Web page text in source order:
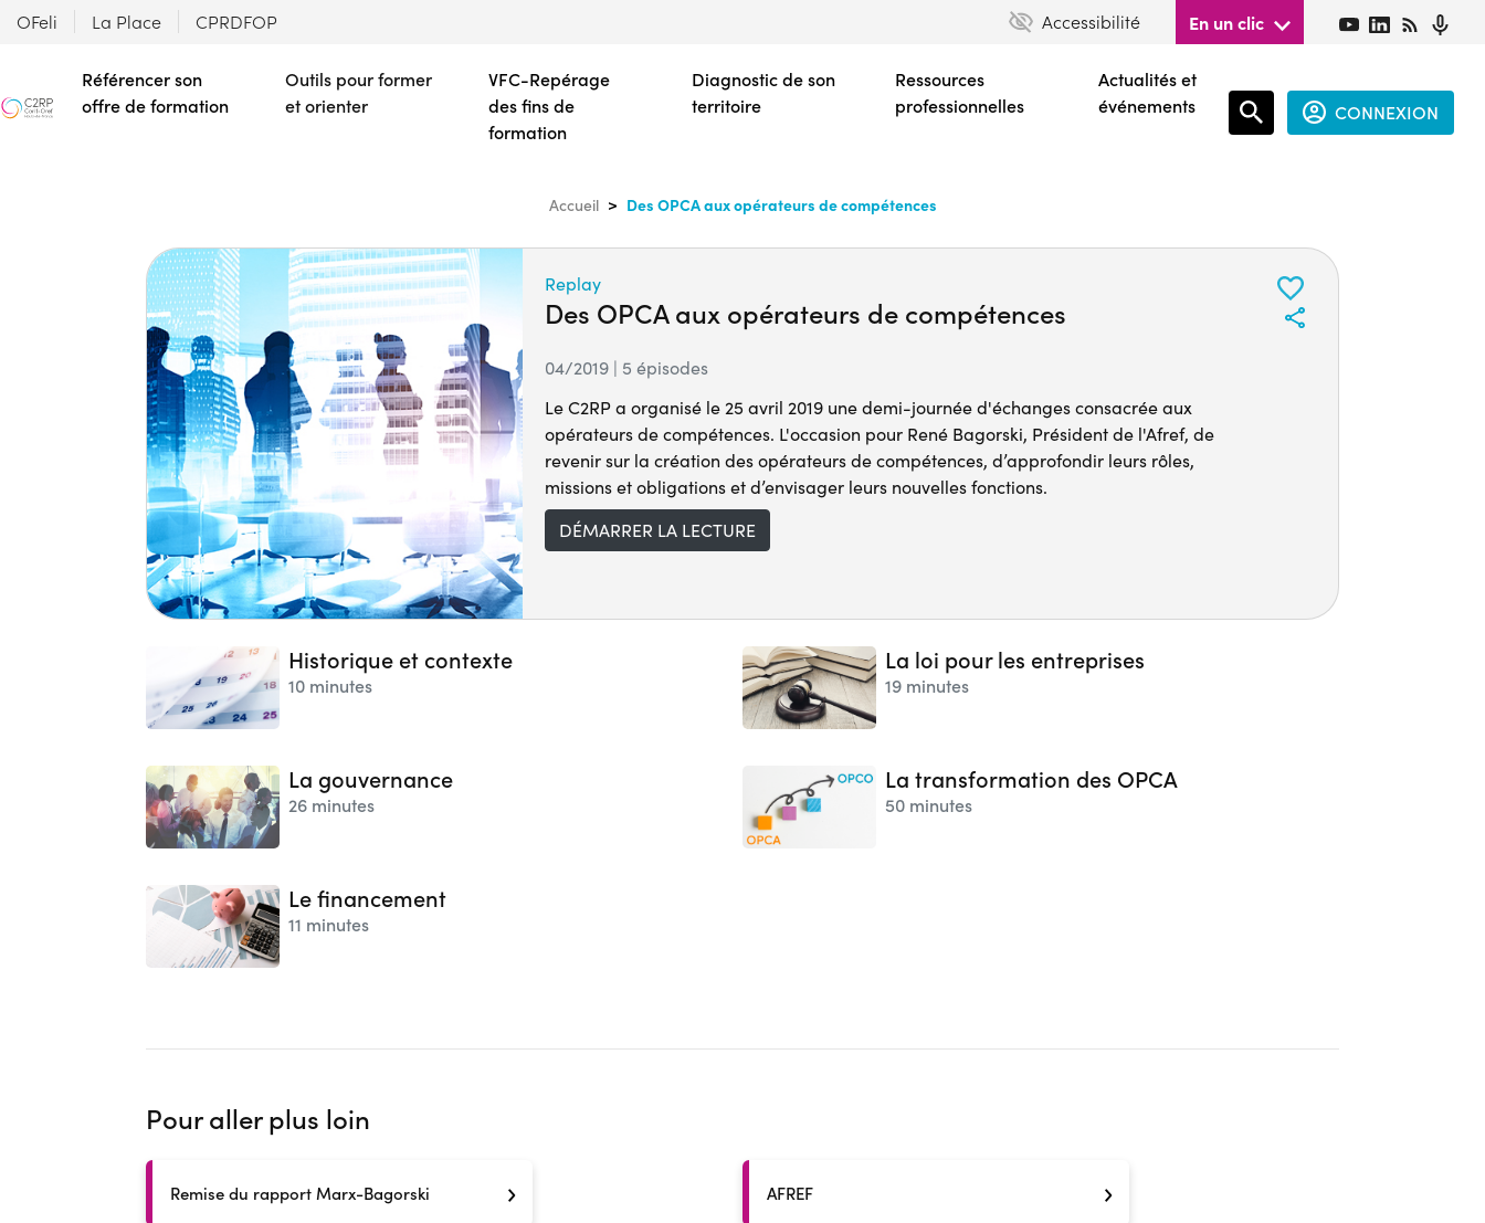
contenu
principal
OFeli La Place CPRDFOP Accessibilité En un clic
Référencer son
offre de formation
Outils pour former
et orienter
VFC-Repérage
des fins de
formation
Diagnostic de son
territoire
Ressources
professionnelles
Actualités et
événements
CONNEXION
Accueil Des OPCA aux opérateurs de compétences
Replay
Des OPCA aux opérateurs de compétences
04/2019 | 5 épisodes
Le C2RP a organisé le 25 avril 2019 une demi-journée d'échanges consacrée aux
opérateurs de compétences. L'occasion pour René Bagorski, Président de l'Afref, de
revenir sur la création des opérateurs de compétences, d’approfondir leurs rôles,
missions et obligations et d’envisager leurs nouvelles fonctions.
DÉMARRER LA LECTURE
Historique et contexte
10 minutes
La loi pour les entreprises
19 minutes
La gouvernance
26 minutes
La transformation des OPCA
50 minutes
Le financement
11 minutes
Pour aller plus loin
Remise du rapport Marx-Bagorski AFREF